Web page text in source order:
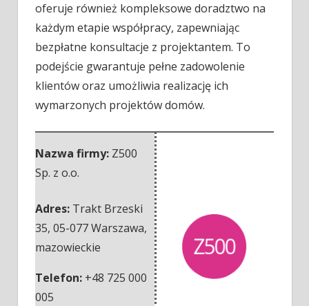
oferuje również kompleksowe doradztwo na
każdym etapie współpracy, zapewniając
bezpłatne konsultacje z projektantem. To
podejście gwarantuje pełne zadowolenie
klientów oraz umożliwia realizację ich
wymarzonych projektów domów.
Nazwa firmy: Z500
Sp. z o.o.
Adres: Trakt Brzeski
35, 05-077 Warszawa,
mazowieckie
Telefon: +48 725 000
005